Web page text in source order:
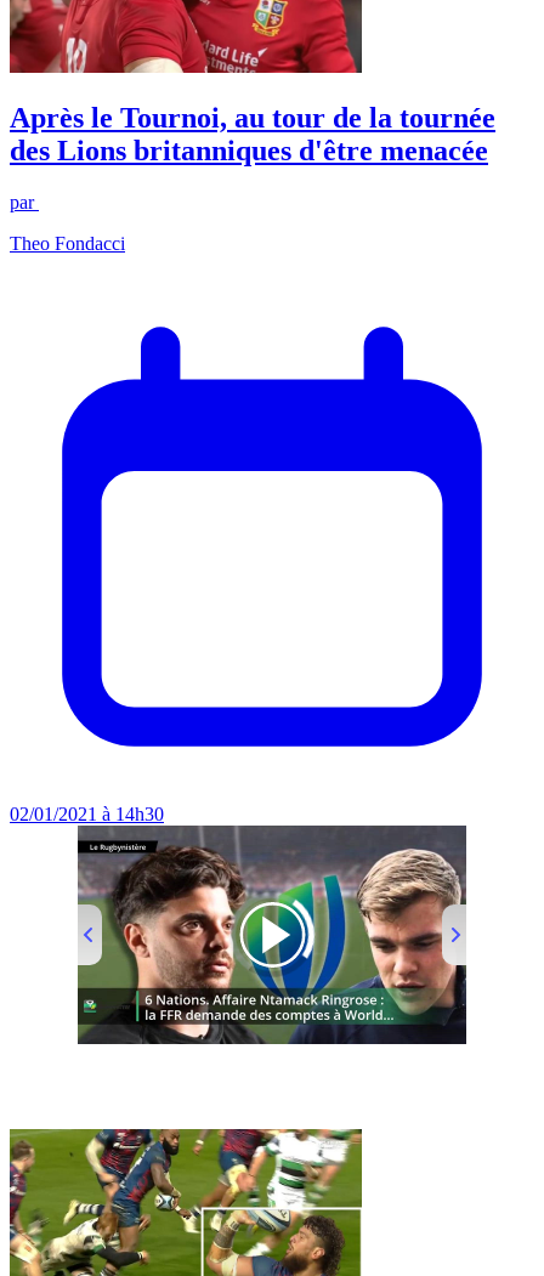
Après le Tournoi, au tour de la tournée
des Lions britanniques d'être menacée
par
Theo Fondacci
02/01/2021 à 14h30
00:00/01:00